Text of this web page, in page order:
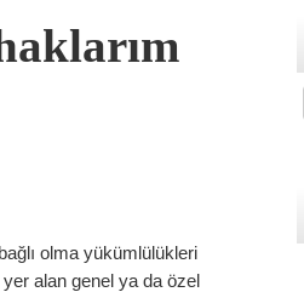
olma yükümlülükleri
alan genel ya da özel